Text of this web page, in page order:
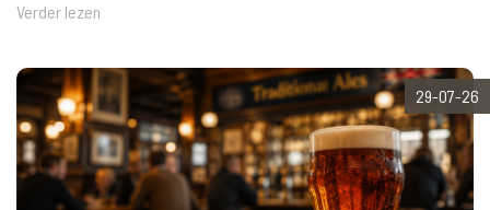
Verder lezen
29-07-26